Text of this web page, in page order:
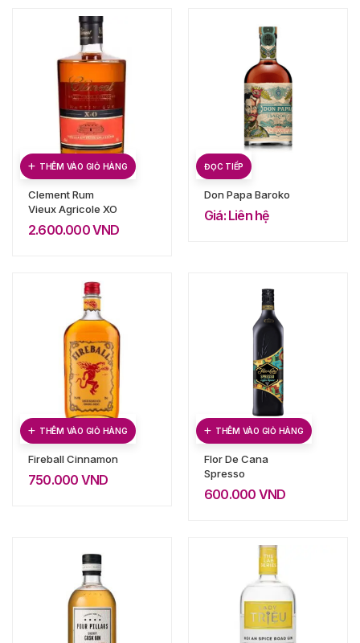
THÊM VÀO GIỎ HÀNG
Clement Rum
Vieux Agricole XO
2.600.000VND
ĐỌC TIẾP
Don Papa Baroko
Giá: Liên hệ
THÊM VÀO GIỎ HÀNG
Fireball Cinnamon
750.000 VND
THÊM VÀO GIỎ HÀNG
Flor De Cana
Spresso
600.000 VND